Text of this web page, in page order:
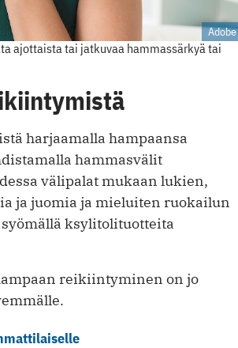
Adobe
ajottaista tai jatkuvaa hammassärkyä tai
harjaamalla hampaansa
hammasvälit
välipalat mukaan lukien,
ja juomia ja mieluiten ruokailun
ksylitolituotteita
reikiintyminen on jo